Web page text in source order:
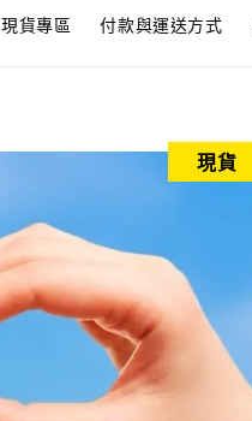
現貨專區 付款與運送方式
現貨